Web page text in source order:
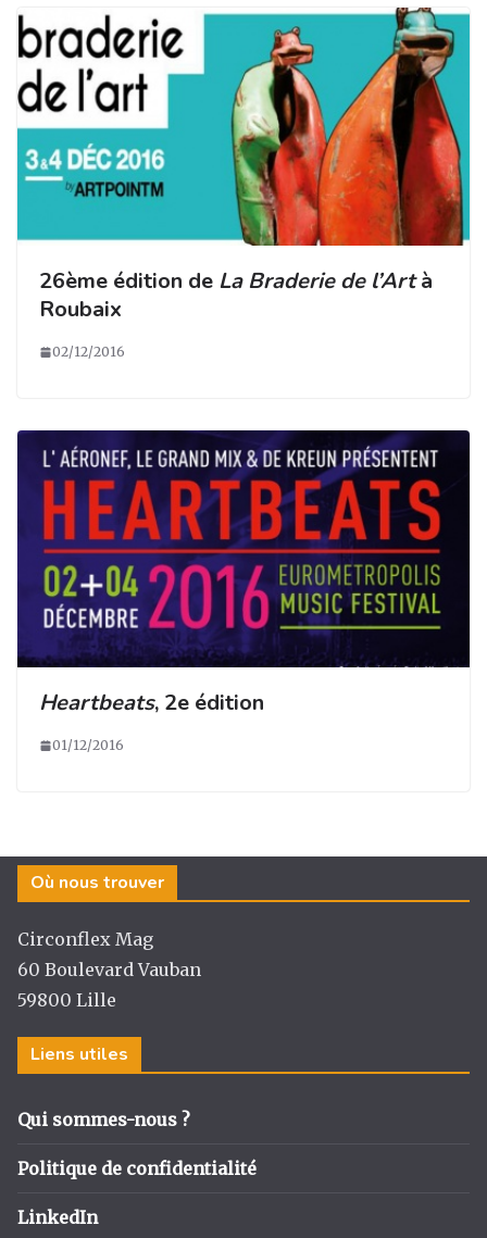
26ème édition de La Braderie de l’Artà
Roubaix
02/12/2016
Heartbeats, 2e édition
01/12/2016
Où nous trouver
Circonflex Mag
60 Boulevard Vauban
59800 Lille
Liens utiles
Qui sommes-nous ?
Politique de confidentialité
LinkedIn